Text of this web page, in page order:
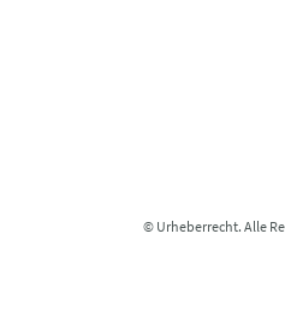
© Urheberrecht. Alle